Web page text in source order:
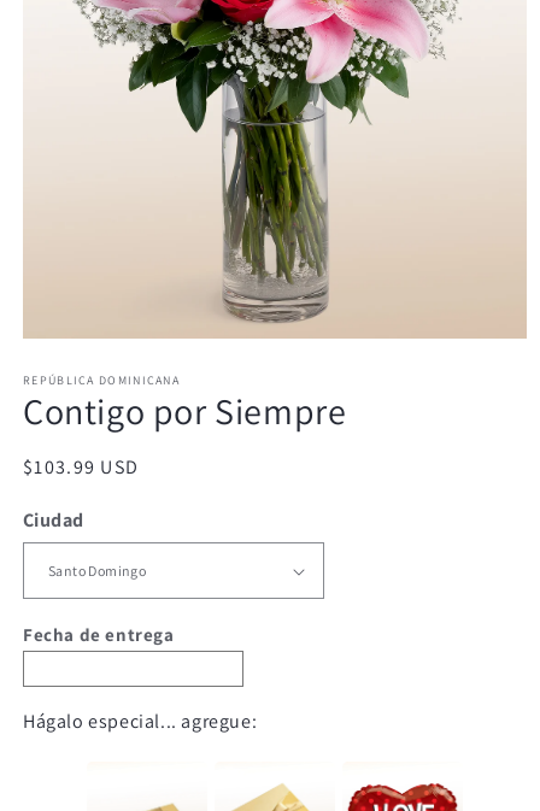
multimedia
1
en
ventana
modal
REPÚBLICA DOMINICANA
Contigo por Siempre
Precio
$103.99 USD
Ciudad
Fecha de entrega
Hágalo especial... agregue: